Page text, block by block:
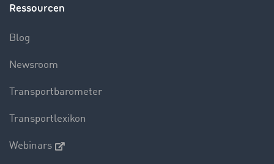
Ressourcen
Blog
Newsroom
Transportbarometer
Transportlexikon
Webinars